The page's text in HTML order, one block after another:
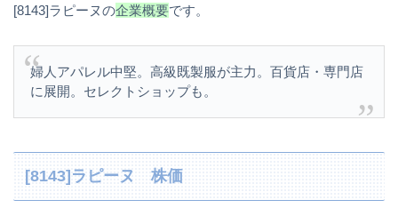
[8143]ラピーヌの企業概要です。
婦人アパレル中堅。高級既製服が主力。百貨店・専門店
に展開。セレクトショップも。
[8143]ラピーヌ 株価